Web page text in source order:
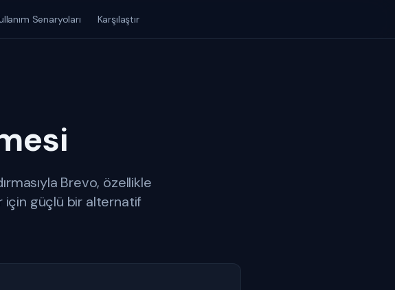
Senaryoları Karşılaştır
Brevo, özellikle
için güçlü bir alternatif